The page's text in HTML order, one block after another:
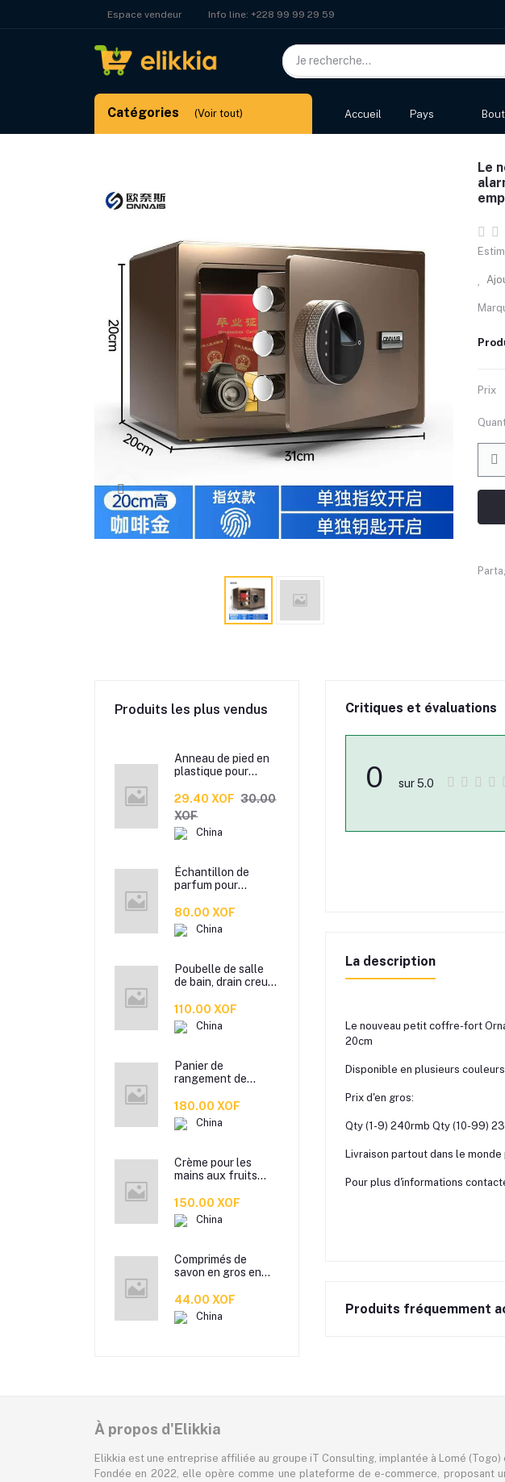
Espace vendeur Info line: +228 99 99 29 59
Catégories (Voir tout) Accueil Pays
Le
Prix
Produits les plus vendus
Anneau de pied en
plastique pour
Anneau de pied de
pigeon, Étiquette
d’anneaux de pied
pour oiseaux
29.40 XOF 30.00
XOF
China
Échantillon de
parfum pour
de marque
Xiaocheng Yixiang
2 ml Parfum de
80.00 XOF
China
Poubelle de salle
de bain, drain creux
corbeille à papier de
cuisine de bureau à
domicile,
110.00 XOF
China
Panier de
rangement de
imitation en
plastique, de
cuisine boîte de
collation boîte de
rangement de salle
de bain
180.00 XOF
China
Crème pour les
mains aux fruits
transfrontalière
Crème pour les
mains d'automne et
facial 80g
150.00 XOF
China
Comprimés de
savon en gros en
antibactérien. pour
étudiants hommes
et femmes portent
44.00 XOF
China
Critiques et évaluations
0 sur 5.0
La description
Le nouveau petit coffre-fort
20cm
Disponible en plusieurs couleurs
Prix d'en gros:
Qty (1-9) 240rmb Qty (10-99)
Livraison partout dans le monde
Pour plus d'informations
Produits fréquemment
À propos d'Elikkia
Elikkia est une entreprise affiliée au groupe iT Consulting, implantée à Lomé (Togo)
Fondée en 2022, elle opère comme une plateforme de e-commerce, proposant